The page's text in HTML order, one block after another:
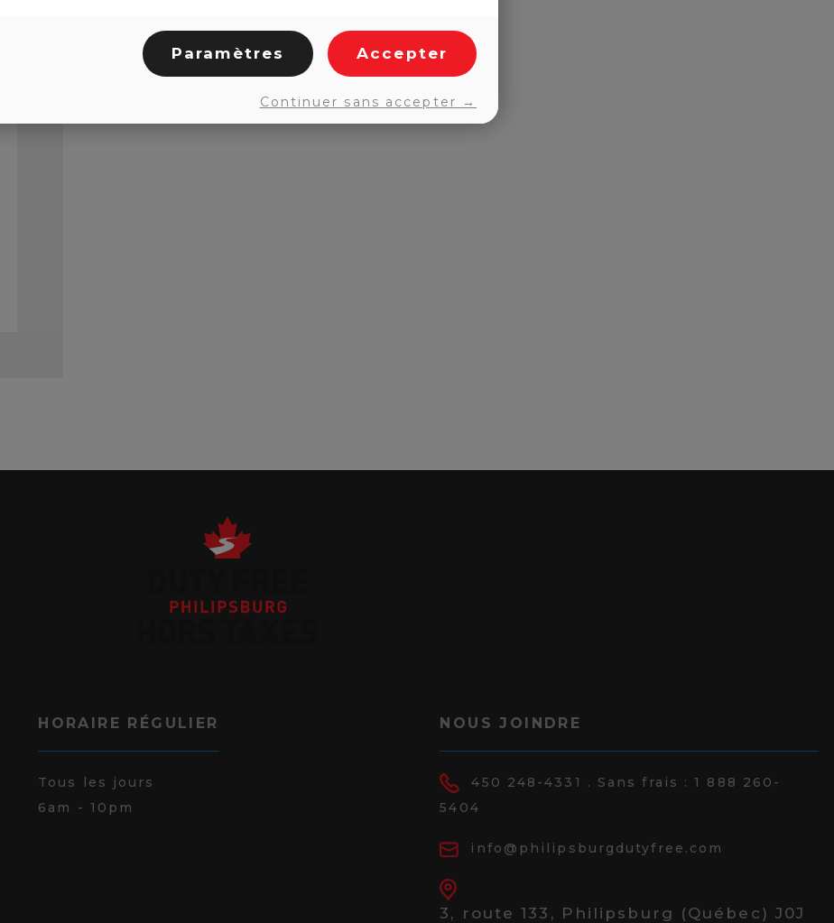
HORAIRE RÉGULIER
Tous les jours
6am - 10pm
NOUS JOINDRE
450 248-4331 . Sans frais :1 888 260-
5404
info@philipsburgdutyfree.com
3, route 133, Philipsburg (Québec) J0J
Paramètres Accepter
Continuer sans accepter →